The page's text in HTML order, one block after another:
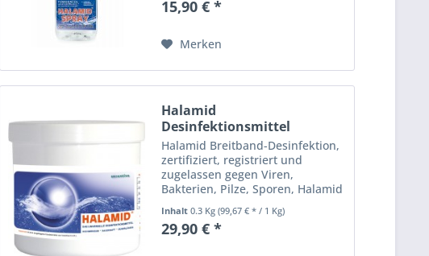
bekannten, gefährlichen
wird in der...
15,90 € *
Merken
Halamid
Desinfektionsmittel
zertifizierte...
Halamid Breitband-Desinfektion,
zertifiziert, registriert und
zugelassen gegen Viren,
Bakterien, Pilze, Sporen, Halamid
Desinfektion - hochwirksames,
langlebiges, schonendes
Inhalt0.3 Kg(99,67 € * / 1 Kg)
29,90 € *